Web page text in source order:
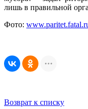
лишь в правильной
Фото:
Возврат к списку